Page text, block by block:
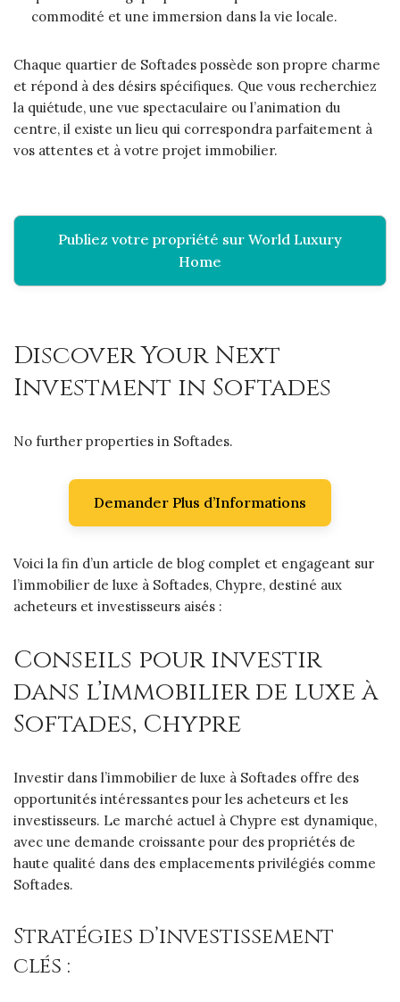
commodité et une immersion dans la vie locale.
Chaque quartier de Softades possède son propre charme
et répond à des désirs spécifiques. Que vous recherchiez
la quiétude, une vue spectaculaire ou l’animation du
centre, il existe un lieu qui correspondra parfaitement à
vos attentes et à votre projet immobilier.
Publiez votre propriété sur World Luxury
Home
Discover Your Next
Investment in Softades
No further properties in Softades.
Demander Plus d’Informations
Voici la fin d’un article de blog complet et engageant sur
l’immobilier de luxe à Softades, Chypre, destiné aux
acheteurs et investisseurs aisés :
Conseils pour investir
dans l’immobilier de luxe à
Softades, Chypre
Investir dans l’immobilier de luxe à Softades offre des
opportunités intéressantes pour les acheteurs et les
investisseurs. Le marché actuel à Chypre est dynamique,
avec une demande croissante pour des propriétés de
haute qualité dans des emplacements privilégiés comme
Softades.
Stratégies d’investissement
clés :